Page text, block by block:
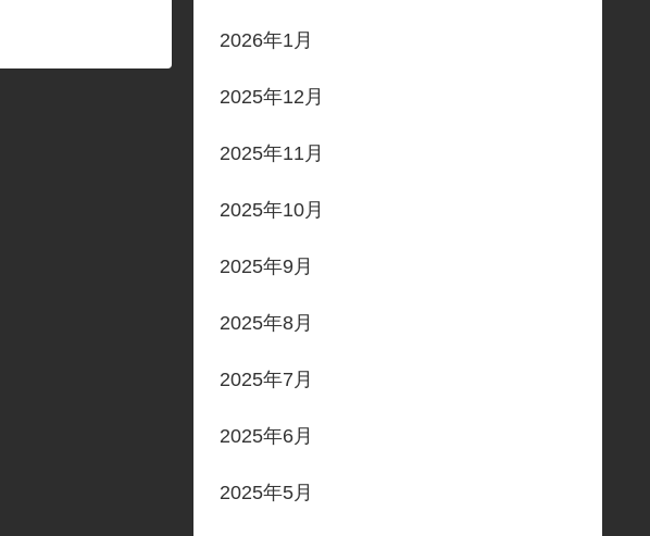
2026年1月
2025年12月
2025年11月
2025年10月
2025年9月
2025年8月
2025年7月
2025年6月
2025年5月